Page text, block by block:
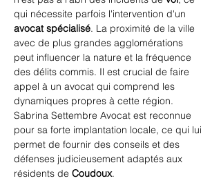
qui nécessite parfois l'intervention d'un
avocat spécialisé. La proximité de la ville
avec de plus grandes agglomérations
peut influencer la nature et la fréquence
des délits commis. Il est crucial de faire
appel à un avocat qui comprend les
dynamiques propres à cette région.
Sabrina Settembre Avocat est reconnue
pour sa forte implantation locale, ce qui lui
permet de fournir des conseils et des
défenses judicieusement adaptés aux
résidents de Coudoux.